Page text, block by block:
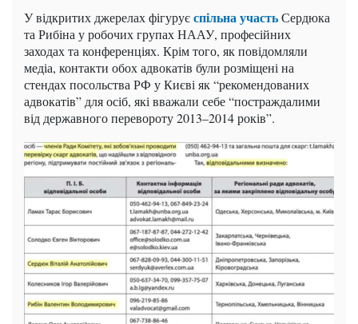
У відкритих джерелах фігуруєспільна участьСердюка
та Рибіна у робочих групах НААУ, професійних
заходах та конференціях. Крім того, як повідомляли
медіа, контакти обох адвокатів були розміщені на
стендах посольства РФ у Києві як “рекомендованих
адвокатів” для осіб, які вважали себе “постраждалими
від державного перевороту 2013–2014 років”.